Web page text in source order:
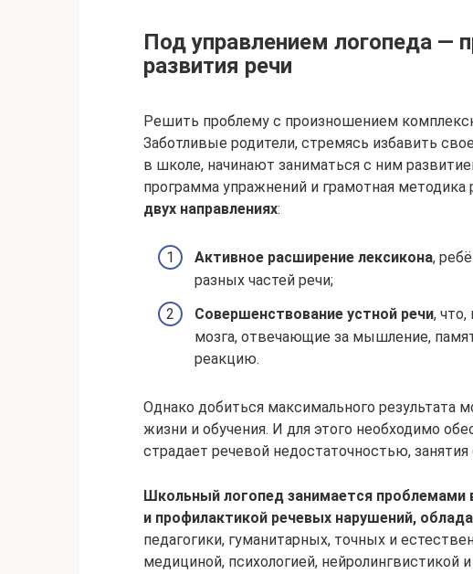
Под управлением логопеда —
развития речи
Решить проблему с произношением
Заботливые родители, стремясь избавить
в школе, начинают заниматься с ним
программа упражнений и грамотная
двух направлениях:
Активное расширение лексикона,
разных частей речи;
Совершенствование устной речи,
мозга, отвечающие за мышление,
реакцию.
Однако добиться максимального результата
жизни и обучения. И для этого необходимо
страдает речевой недостаточностью,
Школьный логопед занимается проблемами
и профилактикой речевых нарушений,
педагогики, гуманитарных, точных и
медициной, психологией,